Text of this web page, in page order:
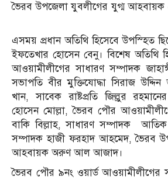
ভৈরব উপজেলা যুবলীগের যুগ্ম
এসময় প্রধান অতিথি হিসেবে উপস্হিত
ইফতেখার হোসেন বেনু। বিশেষ অতিথি
আওয়ামীলীগের সাধারণ সম্পাদক
সভাপতি বীর মুক্তিযোদ্ধা সিরাজ
খান, সাবেক রাষ্টপ্রতি জিল্লুর
হোসেন মোল্লা, ভৈরব পৌর
বাকি বিল্লাহ, সাধারণ সম্পাদক
সম্পাদক হাজী ফরহাদ আহমেদ, ভৈরব
আহবায়ক অরুণ আল আজাদ।
ভৈরব পৌর ৯নং ওয়ার্ড আওয়ামীলীগের